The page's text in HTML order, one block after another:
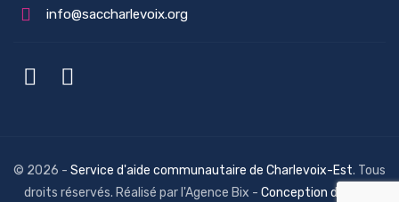
info@saccharlevoix.org
© 2026 - Service d'aide communautaire de Charlevoix-Est. Tous
droits réservés. Réalisé par l'Agence Bix - Conception de sites